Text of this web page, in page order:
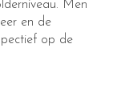
Men
en de
op de